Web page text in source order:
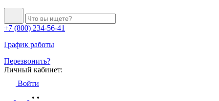
+7 (800) 234-56-41
График работы
Перезвонить?
Личный кабинет:
Войти